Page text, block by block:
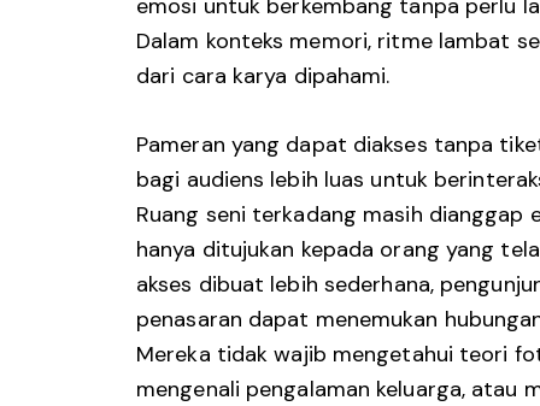
emosi untuk berkembang tanpa perlu
Dalam konteks memori, ritme lambat
dari cara karya dipahami.
Pameran yang dapat diakses tanpa
bagi audiens lebih luas untuk
Ruang seni terkadang masih dianggap
hanya ditujukan kepada orang yang
akses dibuat lebih sederhana,
penasaran dapat menemukan
Mereka tidak wajib mengetahui teori
mengenali pengalaman keluarga, atau